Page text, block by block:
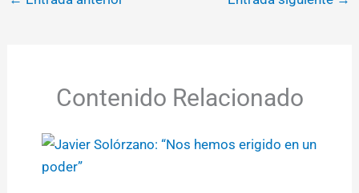
Contenido Relacionado